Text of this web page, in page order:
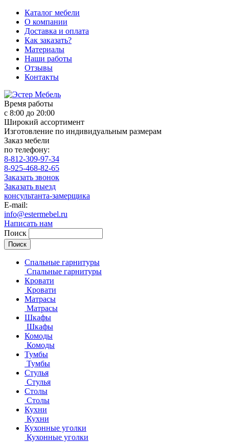
Каталог мебели
О компании
Доставка и оплата
Как заказать?
Материалы
Наши работы
Отзывы
Контакты
Время работы
с 8:00 до 20:00
Широкий ассортимент
Изготовление по индивидуальным размерам
Заказ мебели
по телефону:
8-812-309-97-34
8-925-468-82-65
Заказать звонок
Заказать выезд
консультанта-замерщика
E-mail:
info@estermebel.ru
Написать нам
Поиск
Спальные гарнитуры
Спальные гарнитуры
Кровати
Кровати
Матрасы
Матрасы
Шкафы
Шкафы
Комоды
Комоды
Тумбы
Тумбы
Стулья
Стулья
Столы
Столы
Кухни
Кухни
Кухонные уголки
Кухонные уголки